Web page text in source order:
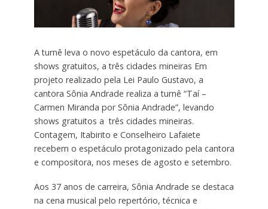
A turnê leva o novo espetáculo da cantora, em
shows gratuitos, a três cidades mineiras Em
projeto realizado pela Lei Paulo Gustavo, a
cantora Sônia Andrade realiza a turnê “Taí –
Carmen Miranda por Sônia Andrade”, levando
shows gratuitos a três cidades mineiras.
Contagem, Itabirito e Conselheiro Lafaiete
recebem o espetáculo protagonizado pela cantora
e compositora, nos meses de agosto e setembro.
Aos 37 anos de carreira, Sônia Andrade se destaca
na cena musical pelo repertório, técnica e